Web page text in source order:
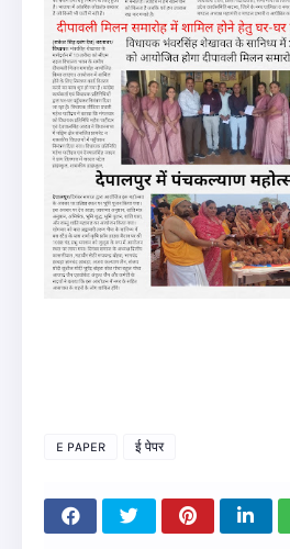
E PAPER ई पेपर